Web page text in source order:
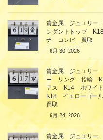
貴金属 ジュエリ
ンダントトップ
ナ コンビ 買取
6月 30, 2026
貴金属 ジュエリー
ー リング 指輪
アス K14 ホワイ
K18 イエローゴ
買取
6月 24, 2026
貴金属 ジュエリ